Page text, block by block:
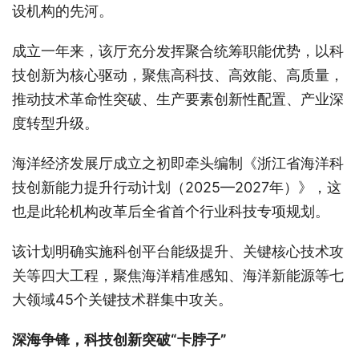
设机构的先河。
成立一年来，该厅充分发挥聚合统筹职能优势，以科
技创新为核心驱动，聚焦高科技、高效能、高质量，
推动技术革命性突破、生产要素创新性配置、产业深
度转型升级。
海洋经济发展厅成立之初即牵头编制《浙江省海洋科
技创新能力提升行动计划（2025—2027年）》，这
也是此轮机构改革后全省首个行业科技专项规划。
该计划明确实施科创平台能级提升、关键核心技术攻
关等四大工程，聚焦海洋精准感知、海洋新能源等七
大领域45个关键技术群集中攻关。
深海争锋，科技创新突破“卡脖子”